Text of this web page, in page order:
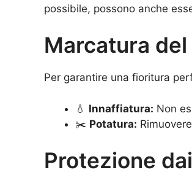
possibile, possono anche
Marcatura
Per garantire una fioritura
💧 Innaffiatura: Non
✂️ Potatura:
Protezione